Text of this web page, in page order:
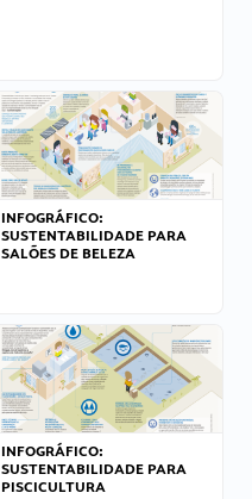
INFOGRÁFICO:
SUSTENTABILIDADE PARA
SALÕES DE BELEZA
INFOGRÁFICO:
SUSTENTABILIDADE PARA
PISCICULTURA